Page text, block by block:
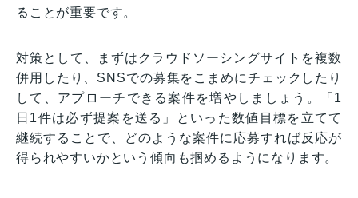
ることが重要です。
対策として、まずはクラウドソーシングサイトを複数
併用したり、SNSでの募集をこまめにチェックしたり
して、アプローチできる案件を増やしましょう。「1
日1件は必ず提案を送る」といった数値目標を立てて
継続することで、どのような案件に応募すれば反応が
得られやすいかという傾向も掴めるようになります。